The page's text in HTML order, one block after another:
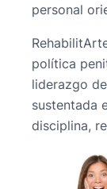
personal
política
liderazgo
sustentada
disciplina,